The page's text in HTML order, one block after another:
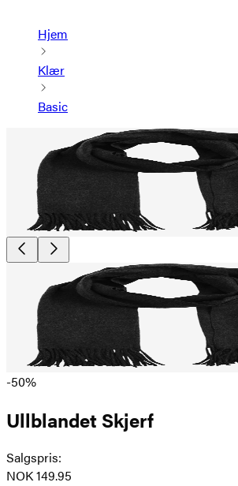
Hjem
Klær
Basic
-50%
Ullblandet Skjerf
Salgspris:
NOK 149.95